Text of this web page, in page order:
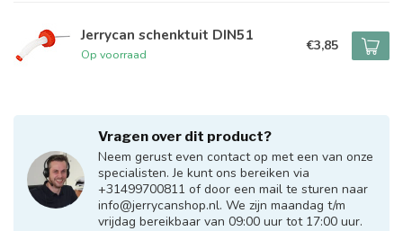
Jerrycan schenktuit DIN51
Op voorraad
€3,85
Vragen over dit product?
Neem gerust even contact op met een van onze
specialisten. Je kunt ons bereiken via
+31499700811 of door een mail te sturen naar
info@jerrycanshop.nl. We zijn maandag t/m
vrijdag bereikbaar van 09:00 uur tot 17:00 uur.